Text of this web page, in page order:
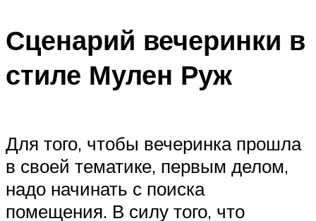
Сценарий вечеринки в
стиле Мулен Руж
Для того, чтобы вечеринка прошла
в своей тематике, первым делом,
надо начинать с поиска
помещения. В силу того, что